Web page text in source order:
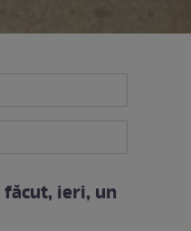
ieri, un